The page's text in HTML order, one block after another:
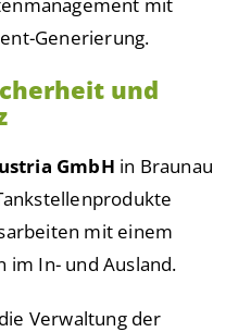
Generierung.
und
GmbH in Braunau
mit einem
im In- und Ausland.
Verwaltung der